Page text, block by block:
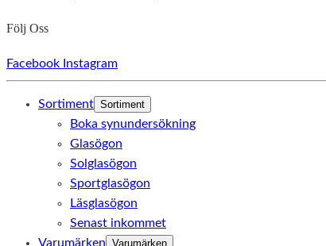
Följ Oss
Facebook Instagram
Sortiment Sortiment
Boka synundersökning
Glasögon
Solglasögon
Sportglasögon
Läsglasögon
Senast inkommet
Varumärken Varumärken